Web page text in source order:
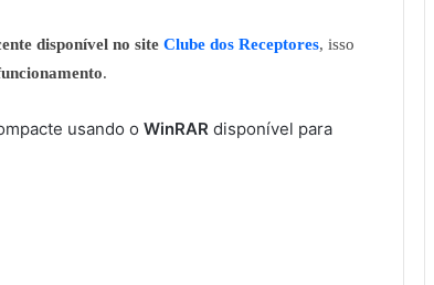
disponível no site Clube dos Receptores, isso
.
usando o WinRAR disponível para